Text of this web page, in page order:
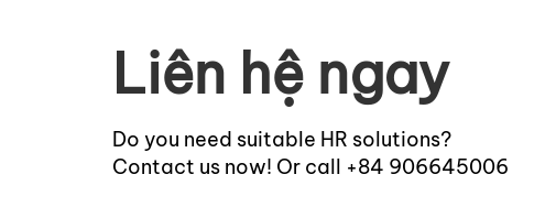
Liên hệ ngay
Do you need suitable HR solutions?
Contact us now! Or call +84 906645006